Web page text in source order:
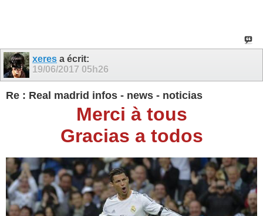
xeres a écrit:
19/06/2017 05h26
Re : Real madrid infos - news - noticias
Merci à tous
Gracias a todos